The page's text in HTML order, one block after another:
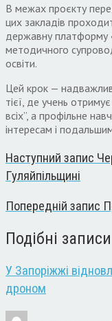
В межах проєкту
цих закладів
державну платформу
методичного
освіти.
Цей крок —
тієї, де учень
всіх”, а профільне
інтересам і
Наступний запис
Гуляйпільщині
Попередній запис
Подібні записи
У Запоріжжі
дроном